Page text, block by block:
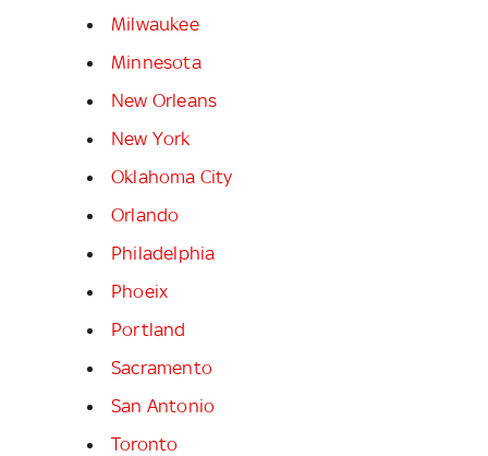
Milwaukee
Minnesota
New Orleans
New York
Oklahoma City
Orlando
Philadelphia
Phoeix
Portland
Sacramento
San Antonio
Toronto